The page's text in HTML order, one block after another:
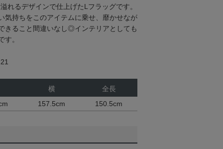
れるデザインで仕上げたLフラッグです。
気持ちをこのアイテムに乗せ、靡かせなが
きること間違いなし◎インテリアとしても
す。
横
全長
157.5cm 150.5cm